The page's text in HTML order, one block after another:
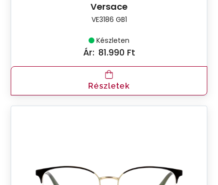
Versace
VE3186 GB1
Készleten
Ár: 81.990 Ft
Részletek